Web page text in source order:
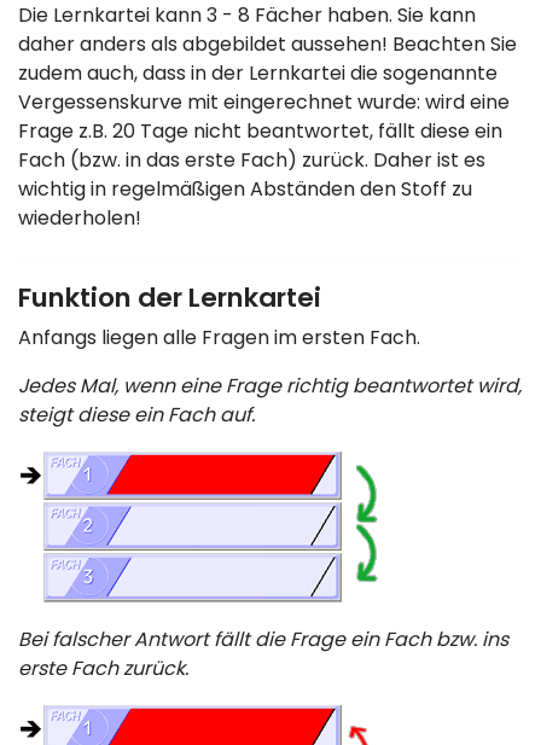
Die Lernkartei kann 3 - 8 Fächer haben. Sie kann
daher anders als abgebildet aussehen! Beachten Sie
zudem auch, dass in der Lernkartei die sogenannte
Vergessenskurve mit eingerechnet wurde: wird eine
Frage z.B. 20 Tage nicht beantwortet, fällt diese ein
Fach (bzw. in das erste Fach) zurück. Daher ist es
wichtig in regelmäßigen Abständen den Stoff zu
wiederholen!
Funktion der Lernkartei
Anfangs liegen alle Fragen im ersten Fach.
Jedes Mal, wenn eine Frage richtig beantwortet wird,
steigt diese ein Fach auf.
Bei falscher Antwort fällt die Frage ein Fach bzw. ins
erste Fach zurück.